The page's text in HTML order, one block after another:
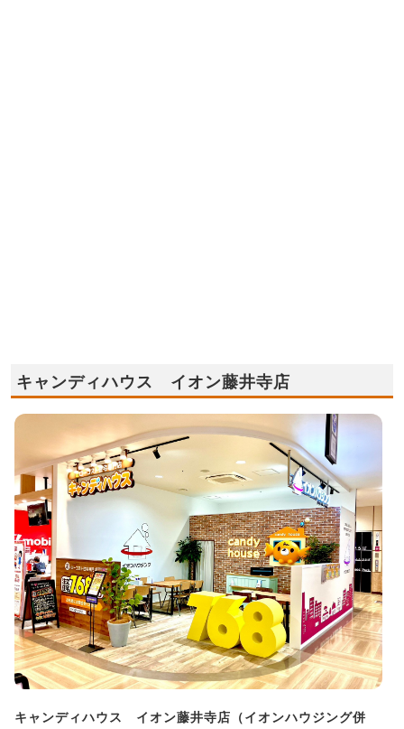
キャンディハウス イオン藤井寺店
キャンディハウス イオン藤井寺店（イオンハウジング併